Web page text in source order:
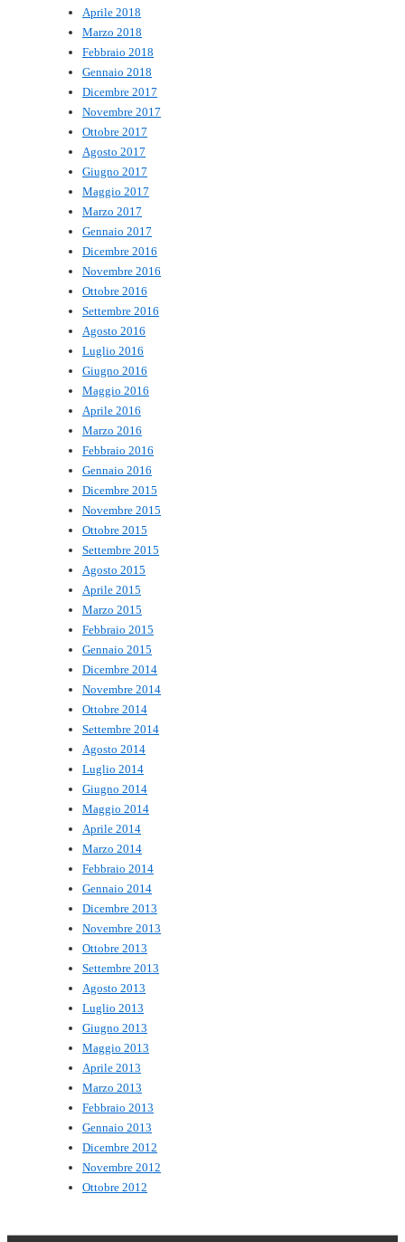
Aprile 2018
Marzo 2018
Febbraio 2018
Gennaio 2018
Dicembre 2017
Novembre 2017
Ottobre 2017
Agosto 2017
Giugno 2017
Maggio 2017
Marzo 2017
Gennaio 2017
Dicembre 2016
Novembre 2016
Ottobre 2016
Settembre 2016
Agosto 2016
Luglio 2016
Giugno 2016
Maggio 2016
Aprile 2016
Marzo 2016
Febbraio 2016
Gennaio 2016
Dicembre 2015
Novembre 2015
Ottobre 2015
Settembre 2015
Agosto 2015
Aprile 2015
Marzo 2015
Febbraio 2015
Gennaio 2015
Dicembre 2014
Novembre 2014
Ottobre 2014
Settembre 2014
Agosto 2014
Luglio 2014
Giugno 2014
Maggio 2014
Aprile 2014
Marzo 2014
Febbraio 2014
Gennaio 2014
Dicembre 2013
Novembre 2013
Ottobre 2013
Settembre 2013
Agosto 2013
Luglio 2013
Giugno 2013
Maggio 2013
Aprile 2013
Marzo 2013
Febbraio 2013
Gennaio 2013
Dicembre 2012
Novembre 2012
Ottobre 2012